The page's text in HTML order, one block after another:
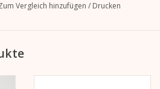
270g
Vergleich hinzufügen / Drucken